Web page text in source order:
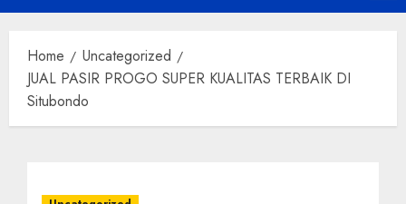
Menu
Home
Uncategorized
JUAL PASIR PROGO SUPER KUALITAS TERBAIK DI
Situbondo